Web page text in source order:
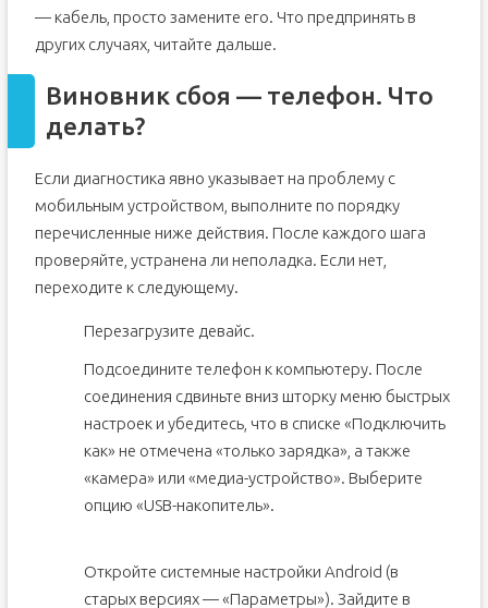
— кабель, просто замените его. Что предпринять в
других случаях, читайте дальше.
Виновник сбоя — телефон. Что
делать?
Если диагностика явно указывает на проблему с
мобильным устройством, выполните по порядку
перечисленные ниже действия. После каждого шага
проверяйте, устранена ли неполадка. Если нет,
переходите к следующему.
Перезагрузите девайс.
Подсоедините телефон к компьютеру. После
соединения сдвиньте вниз шторку меню быстрых
настроек и убедитесь, что в списке «Подключить
как» не отмечена «только зарядка», а также
«камера» или «медиа-устройство». Выберите
опцию «USB-накопитель».
Откройте системные настройки Android (в
старых версиях — «Параметры»). Зайдите в